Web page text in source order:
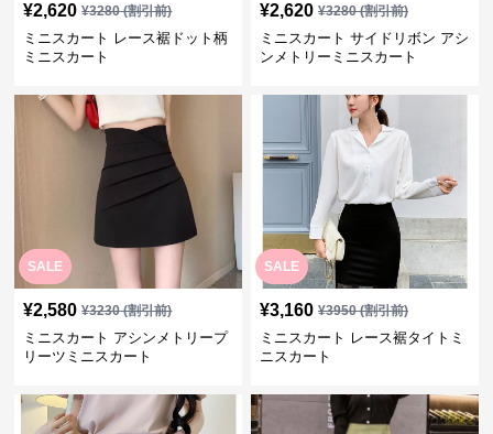
¥2,620 ¥3280(割引前)
ミニスカート レース裾ドット柄
ミニスカート
¥2,620 ¥3280(割引前)
ミニスカート サイドリボン アシ
ンメトリーミニスカート
SALE
¥2,580 ¥3230(割引前)
ミニスカート アシンメトリープ
リーツミニスカート
SALE
¥3,160 ¥3950(割引前)
ミニスカート レース裾タイトミ
ニスカート